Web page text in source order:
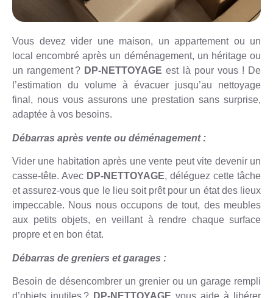
Vous devez vider une maison, un appartement ou un
local encombré après un déménagement, un héritage ou
un rangement ? DP-NETTOYAGE est là pour vous ! De
l’estimation du volume à évacuer jusqu’au nettoyage
final, nous vous assurons une prestation sans surprise,
adaptée à vos besoins.
Débarras après vente ou déménagement :
Vider une habitation après une vente peut vite devenir un
casse-tête. Avec DP-NETTOYAGE, déléguez cette tâche
et assurez-vous que le lieu soit prêt pour un état des lieux
impeccable. Nous nous occupons de tout, des meubles
aux petits objets, en veillant à rendre chaque surface
propre et en bon état.
Débarras de greniers et garages :
Besoin de désencombrer un grenier ou un garage rempli
d’objets inutiles ? DP-NETTOYAGE vous aide à libérer